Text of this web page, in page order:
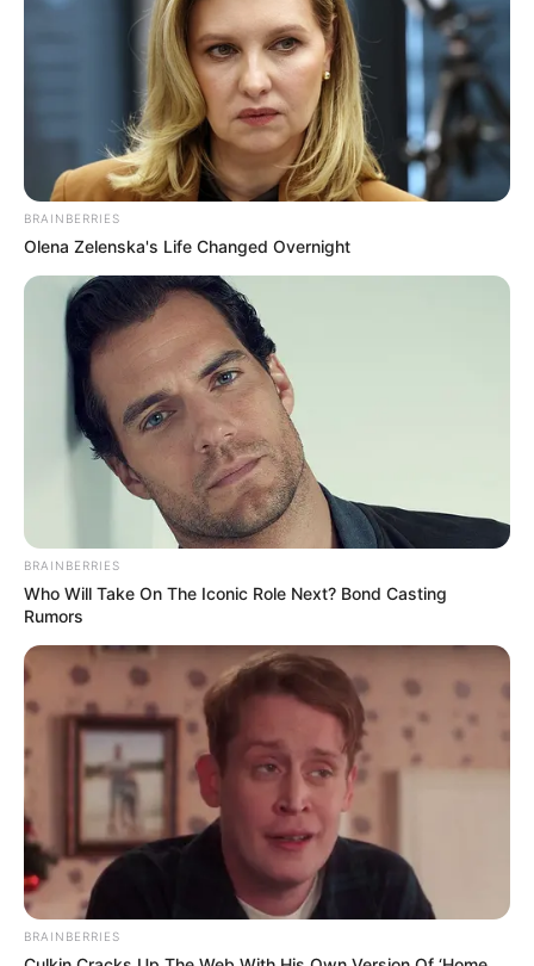
BRAINBERRIES
Olena Zelenska's Life Changed Overnight
BRAINBERRIES
Who Will Take On The Iconic Role Next? Bond Casting
Rumors
BRAINBERRIES